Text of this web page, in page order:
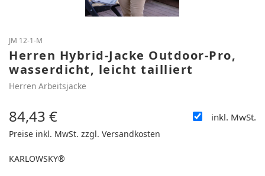
JM 12-1-M
Herren Hybrid-Jacke Outdoor-Pro,
wasserdicht, leicht tailliert
Herren Arbeitsjacke
Regulärer Preis:
84,43 € inkl. MwSt.
Preise inkl. MwSt. zzgl. Versandkosten
KARLOWSKY®